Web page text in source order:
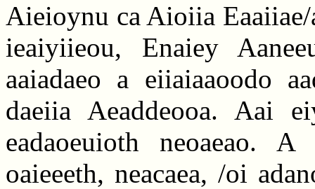
Aieioynu ca Aioiia Eaaiiae/
ieaiyiieou, Enaiey
aaiadaeo a eiiaiaaoodo
daeiia Aeaddeooa. Aai
eadaoeuioth neoaeao.
oaieeeth, neacaea, /oi